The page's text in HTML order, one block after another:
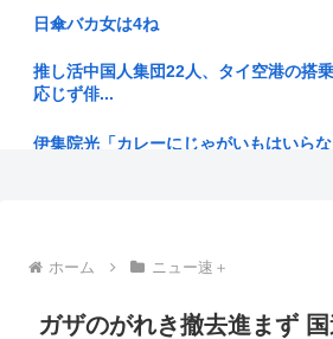
ジャングリア沖縄「ロイヤルチケット」
29,700...
移民←若くして異国の地で言語や文化を
www
日傘バカ女は4ね
推し活中国人集団22人、タイ空港の搭
応じず俳...
伊集院光「カレーにじゃがいもはいらな
れどうす...
ホーム ニュー速＋
ガザのがれき撤去進まず